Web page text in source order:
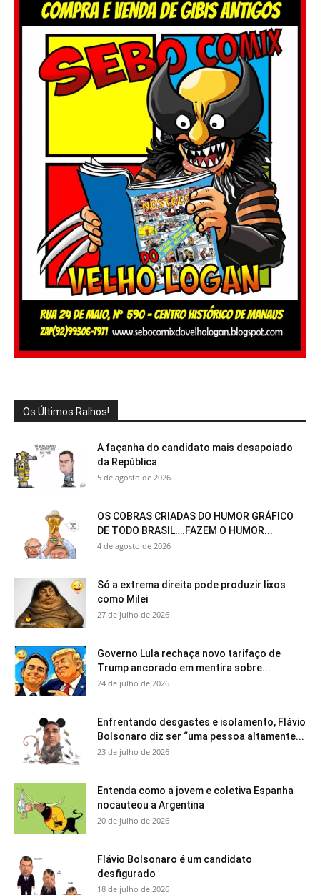
Os Últimos Ralhos!
A façanha do candidato mais desapoiado
da República
5 de agosto de 2026
OS COBRAS CRIADAS DO HUMOR GRÁFICO
DE TODO BRASIL….FAZEM O HUMOR...
4 de agosto de 2026
Só a extrema direita pode produzir lixos
como Milei
27 de julho de 2026
Governo Lula rechaça novo tarifaço de
Trump ancorado em mentira sobre...
24 de julho de 2026
Enfrentando desgastes e isolamento, Flávio
Bolsonaro diz ser “uma pessoa altamente...
23 de julho de 2026
Entenda como a jovem e coletiva Espanha
nocauteou a Argentina
20 de julho de 2026
Flávio Bolsonaro é um candidato
desfigurado
18 de julho de 2026